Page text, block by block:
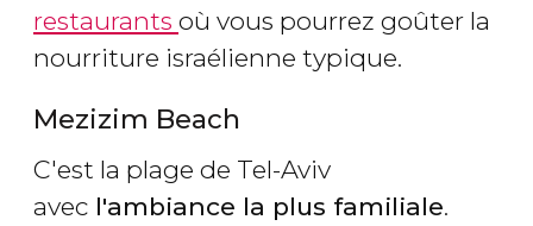
restaurants où vous pourrez goûter la
nourriture israélienne typique.
Mezizim Beach
C'est la plage de Tel-Aviv
avec l'ambiance la plus familiale.